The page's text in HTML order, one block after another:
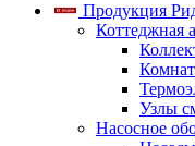
Продукция
Коттеджная
Узлы
Насосное